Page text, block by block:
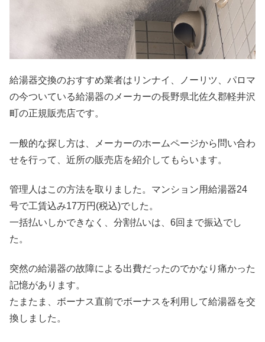
給湯器交換のおすすめ業者はリンナイ、ノーリツ、パロマ
の今ついている給湯器のメーカーの長野県北佐久郡軽井沢
町の正規販売店です。
一般的な探し方は、メーカーのホームページから問い合わ
せを行って、近所の販売店を紹介してもらいます。
管理人はこの方法を取りました。マンション用給湯器24
号で工賃込み17万円(税込)でした。
一括払いしかできなく、分割払いは、6回まで振込でし
た。
突然の給湯器の故障による出費だったのでかなり痛かった
記憶があります。
たまたま、ボーナス直前でボーナスを利用して給湯器を交
換しました。